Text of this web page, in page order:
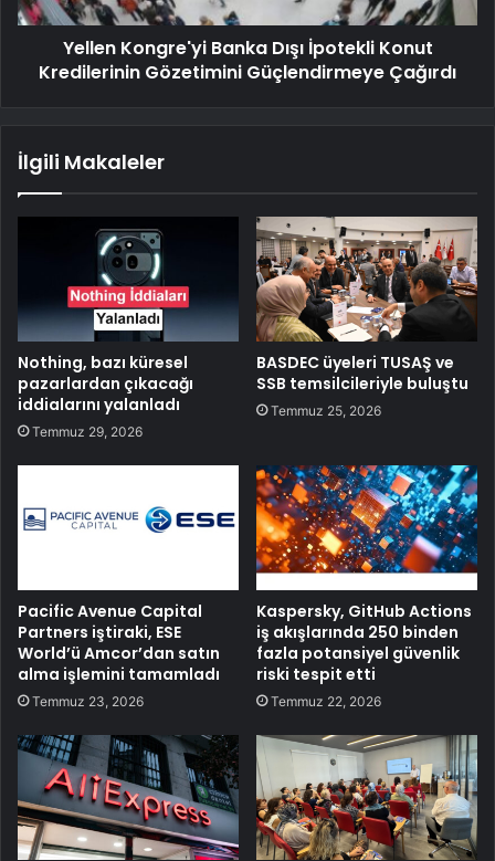
Yellen Kongre'yi Banka Dışı İpotekli Konut
Kredilerinin Gözetimini Güçlendirmeye Çağırdı
İlgili Makaleler
Nothing, bazı küresel
pazarlardan çıkacağı
iddialarını yalanladı
Temmuz 29, 2026
BASDEC üyeleri TUSAŞ ve
SSB temsilcileriyle buluştu
Temmuz 25, 2026
Pacific Avenue Capital
Partners iştiraki, ESE
World’ü Amcor’dan satın
alma işlemini tamamladı
Temmuz 23, 2026
Kaspersky, GitHub Actions
iş akışlarında 250 binden
fazla potansiyel güvenlik
riski tespit etti
Temmuz 22, 2026